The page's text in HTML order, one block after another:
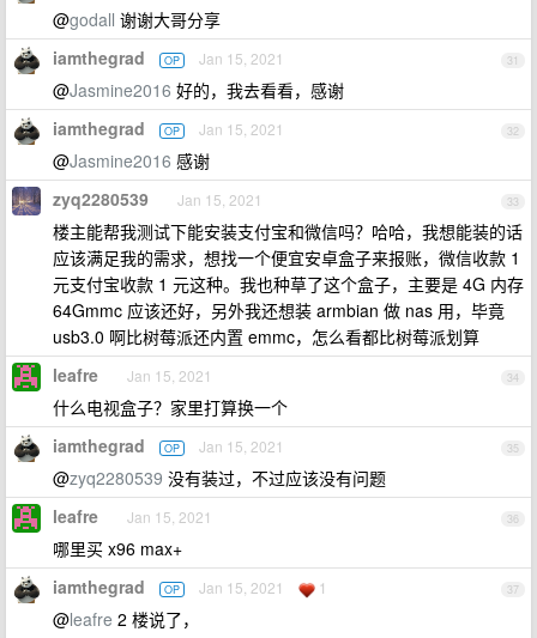
@godall 谢谢大哥分享
31
iamthegrad OP Jan 15, 2021
@Jasmine2016 好的，我去看看，感谢
32
iamthegrad OP Jan 15, 2021
@Jasmine2016 感谢
33
zyq2280539 Jan 15, 2021
楼主能帮我测试下能安装支付宝和微信吗？哈哈，我想能装的话
应该满足我的需求，想找一个便宜安卓盒子来报账，微信收款 1
元支付宝收款 1 元这种。我也种草了这个盒子，主要是 4G 内存
64Gmmc 应该还好，另外我还想装 armbian 做 nas 用，毕竟
usb3.0 啊比树莓派还内置 emmc，怎么看都比树莓派划算
34
leafre Jan 15, 2021
什么电视盒子？家里打算换一个
35
iamthegrad OP Jan 15, 2021
@zyq2280539 没有装过，不过应该没有问题
36
leafre Jan 15, 2021
哪里买 x96 max+
37
iamthegrad OP Jan 15, 2021 1
@leafre 2 楼说了，